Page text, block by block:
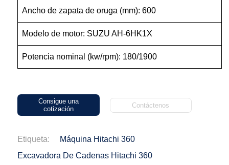
Ancho de zapata de oruga (mm): 600
Modelo de motor: SUZU AH-6HK1X
Potencia nominal (kw/rpm): 180/1900
Consigue una
cotización
Contáctenos
Etiqueta:
Máquina Hitachi 360
Excavadora De Cadenas Hitachi 360